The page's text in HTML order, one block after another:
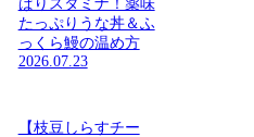
ぱりスタミナ！薬味
たっぷりうな丼＆ふ
っくら鰻の温め方
2026.07.23
【枝豆しらすチー